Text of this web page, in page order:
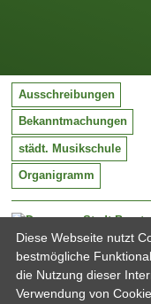
Stadt
Mittelstraße
32683
Tel:
Email:
Ausschreibungen
Bekanntmachungen
städt. Musikschule
Organigramm
Diese Webseite nutzt
bestmögliche
die Nutzung dieser
Verwendung von